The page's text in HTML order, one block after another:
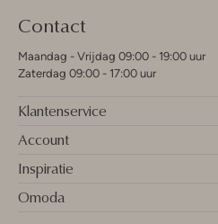
Contact
Maandag - Vrijdag 09:00 - 19:00 uur
Zaterdag 09:00 - 17:00 uur
Klantenservice
Account
Inspiratie
Omoda